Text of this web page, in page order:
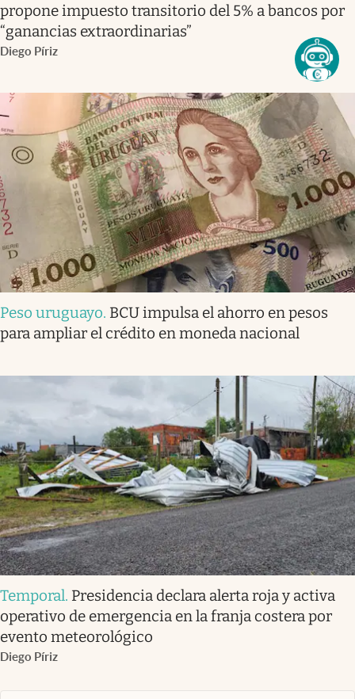
propone impuesto transitorio del 5% a bancos por
“ganancias extraordinarias”
Diego Píriz
Peso uruguayo. BCU impulsa el ahorro en pesos
para ampliar el crédito en moneda nacional
Temporal. Presidencia declara alerta roja y activa
operativo de emergencia en la franja costera por
evento meteorológico
Diego Píriz